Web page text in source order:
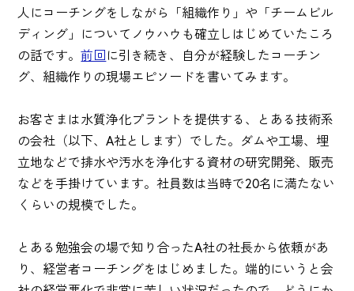
人にコーチングをしながら「組織作り」や「チームビル
ディング」についてノウハウも確立しはじめていたころ
の話です。前回に引き続き、自分が経験したコーチン
グ、組織作りの現場エピソードを書いてみます。
お客さまは水質浄化プラントを提供する、とある技術系
の会社（以下、A社とします）でした。ダムや工場、埋
立地などで排水や汚水を浄化する資材の研究開発、販売
などを手掛けています。社員数は当時で20名に満たない
くらいの規模でした。
とある勉強会の場で知り合ったA社の社長から依頼があ
り、経営者コーチングをはじめました。端的にいうと会